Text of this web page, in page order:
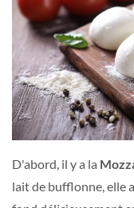
D'abord, il y a la
lait de bufflonne, elle